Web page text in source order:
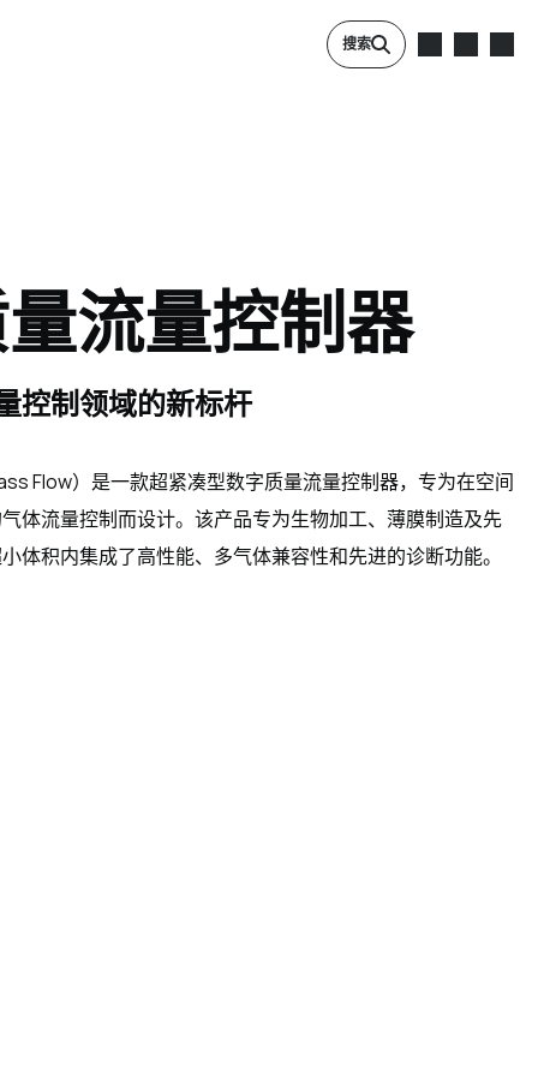
搜索
流量控制器
控制领域的新标杆
Flow）是一款超紧凑型数字质量流量控制器，专为在空间
体流量控制而设计。该产品专为生物加工、薄膜制造及先
体积内集成了高性能、多气体兼容性和先进的诊断功能。